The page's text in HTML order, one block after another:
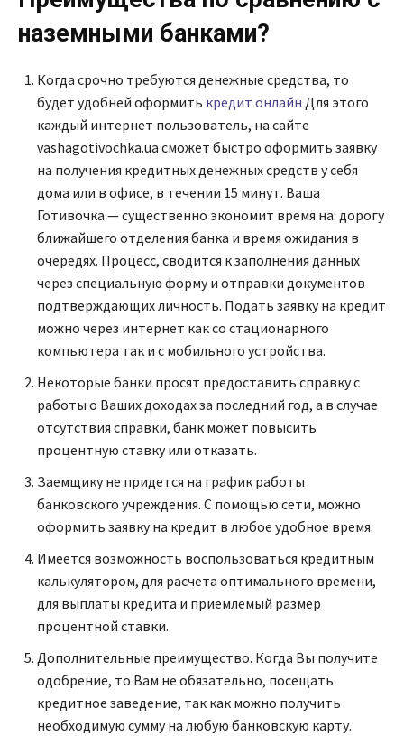
наземными банками?
Когда срочно требуются денежные средства, то
будет удобней оформить кредит онлайн Для этого
каждый интернет пользователь, на сайте
vashagotivochka.ua сможет быстро оформить заявку
на получения кредитных денежных средств у себя
дома или в офисе, в течении 15 минут. Ваша
Готивочка — существенно экономит время на: дорогу
ближайшего отделения банка и время ожидания в
очередях. Процесс, сводится к заполнения данных
через специальную форму и отправки документов
подтверждающих личность. Подать заявку на кредит
можно через интернет как со стационарного
компьютера так и с мобильного устройства.
Некоторые банки просят предоставить справку с
работы о Ваших доходах за последний год, а в случае
отсутствия справки, банк может повысить
процентную ставку или отказать.
Заемщику не придется на график работы
банковского учреждения. С помощью сети, можно
оформить заявку на кредит в любое удобное время.
Имеется возможность воспользоваться кредитным
калькулятором, для расчета оптимального времени,
для выплаты кредита и приемлемый размер
процентной ставки.
Дополнительные преимущество. Когда Вы получите
одобрение, то Вам не обязательно, посещать
кредитное заведение, так как можно получить
необходимую сумму на любую банковскую карту.